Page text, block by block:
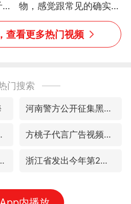
物，感觉跟常见的确实有
些不一样
查看更多热门视频
门搜索
河南警方公开征集黑恶犯罪线索
亮相 方桃子代言广告视频已下架
国乒占三席 浙江省发出今年第2号指挥长令